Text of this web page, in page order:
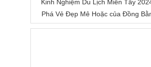
Kinh Nghiệm Du Lịch Miền Tây
Phá Vẻ Đẹp Mê Hoặc của Đồng
Nước